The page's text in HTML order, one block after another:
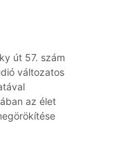
út 57. szám
változatos
az élet